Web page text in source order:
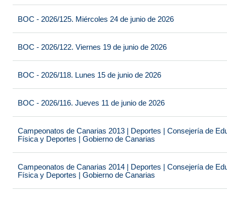
BOC - 2026/125. Miércoles 24 de junio de 2026
BOC - 2026/122. Viernes 19 de junio de 2026
BOC - 2026/118. Lunes 15 de junio de 2026
BOC - 2026/116. Jueves 11 de junio de 2026
Campeonatos de Canarias 2013 | Deportes | Consejería de
Física y Deportes | Gobierno de Canarias
Campeonatos de Canarias 2014 | Deportes | Consejería de
Física y Deportes | Gobierno de Canarias